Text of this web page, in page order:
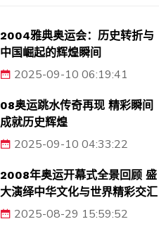
2004雅典奥运会：历史转折与
中国崛起的辉煌瞬间
2025-09-10 06:19:41
08奥运跳水传奇再现 精彩瞬间
成就历史辉煌
2025-09-10 04:33:22
2008年奥运开幕式全景回顾 盛
大演绎中华文化与世界精彩交汇
2025-08-29 15:59:52